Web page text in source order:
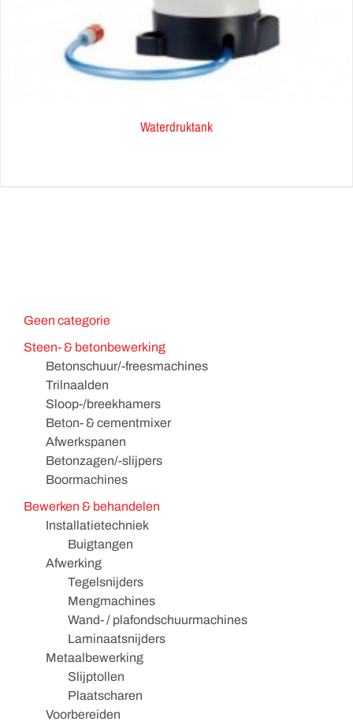
Waterdruktank
Geen categorie
Steen- & betonbewerking
Betonschuur/-freesmachines
Trilnaalden
Sloop-/breekhamers
Beton- & cementmixer
Afwerkspanen
Betonzagen/-slijpers
Boormachines
Bewerken & behandelen
Installatietechniek
Buigtangen
Afwerking
Tegelsnijders
Mengmachines
Wand- / plafondschuurmachines
Laminaatsnijders
Metaalbewerking
Slijptollen
Plaatscharen
Voorbereiden